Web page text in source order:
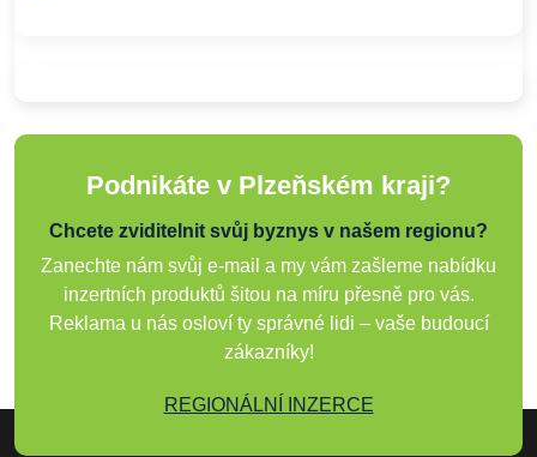
Podnikáte v Plzeňském kraji?
Chcete zviditelnit svůj byznys v našem regionu?
Zanechte nám svůj e-mail a my vám zašleme nabídku
inzertních produktů šitou na míru přesně pro vás.
Reklama u nás osloví ty správné lidi – vaše budoucí
zákazníky!
REGIONÁLNÍ INZERCE